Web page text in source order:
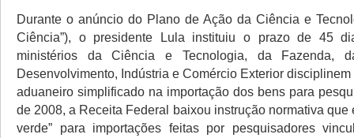
Durante o anúncio do Plano de Ação da Ciência e
Ciência”), o presidente Lula instituiu o prazo de 45
ministérios da Ciência e Tecnologia, da Fazenda,
Desenvolvimento, Indústria e Comércio Exterior
aduaneiro simplificado na importação dos bens para
de 2008, a Receita Federal baixou instrução normativa que
verde” para importações feitas por pesquisadores